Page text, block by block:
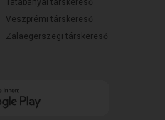
Tatabányai társkereső
Veszprémi társkereső
Zalaegerszegi társkereső